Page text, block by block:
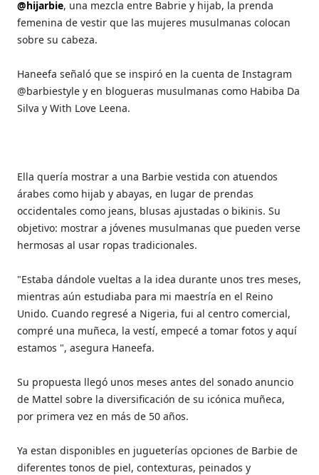
@hijarbie, una mezcla entre Babrie y hijab, la prenda
femenina de vestir que las mujeres musulmanas colocan
sobre su cabeza.
Haneefa señaló que se inspiró en la cuenta de Instagram
@barbiestyle y en blogueras musulmanas como Habiba Da
Silva y With Love Leena.
Ella quería mostrar a una Barbie vestida con atuendos
árabes como hijab y abayas, en lugar de prendas
occidentales como jeans, blusas ajustadas o bikinis. Su
objetivo: mostrar a jóvenes musulmanas que pueden verse
hermosasal usar ropas tradicionales.
"Estaba dándole vueltas a la idea durante unos tres meses,
mientras aún estudiaba para mi maestría en el Reino
Unido. Cuando regresé a Nigeria, fui al centro comercial,
compré una muñeca, la vestí, empecé a tomar fotos y aquí
estamos ", asegura Haneefa.
Su propuesta llegó unos meses antes del sonado anuncio
de Mattel sobre la diversificación de su icónica muñeca,
por primera vez en más de 50 años.
Ya estan disponibles en jugueterías opciones de Barbie de
diferentes tonos de piel, contexturas, peinados y